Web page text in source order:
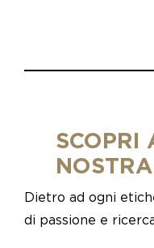
SCOPRI
Dietro ad ogni
di passione e